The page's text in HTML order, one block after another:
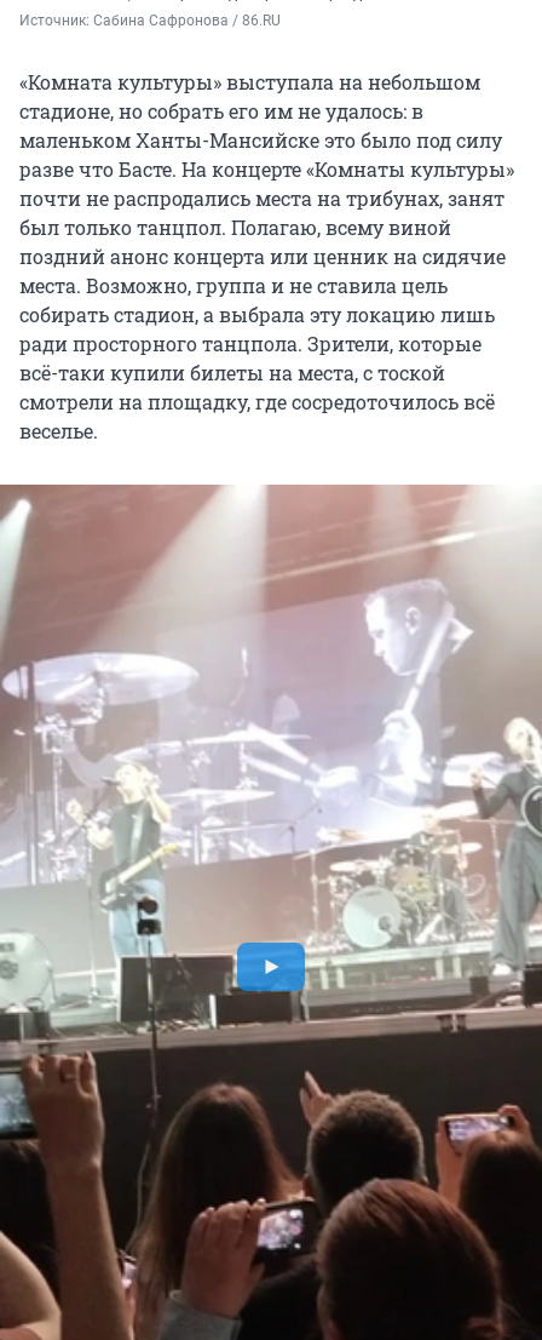
Источник: Сабина Сафронова / 86.RU
«Комната культуры» выступала на небольшом
стадионе, но собрать его им не удалось: в
маленьком Ханты-Мансийске это было под силу
разве что Басте. На концерте «Комнаты культуры»
почти не распродались места на трибунах, занят
был только танцпол. Полагаю, всему виной
поздний анонс концерта или ценник на сидячие
места. Возможно, группа и не ставила цель
собирать стадион, а выбрала эту локацию лишь
ради просторного танцпола. Зрители, которые
всё-таки купили билеты на места, с тоской
смотрели на площадку, где сосредоточилось всё
веселье.